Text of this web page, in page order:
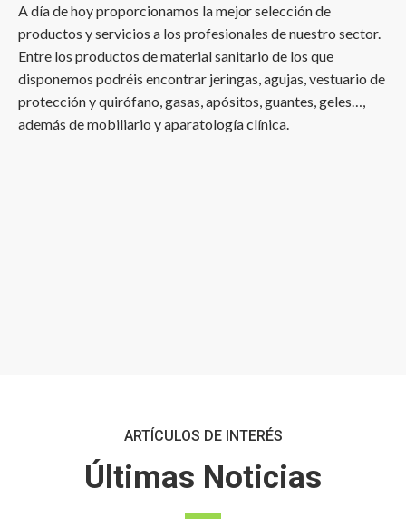
A día de hoy proporcionamos la mejor selección de
productos y servicios a los profesionales de nuestro sector.
Entre los productos de material sanitario de los que
disponemos podréis encontrar jeringas, agujas, vestuario de
protección y quirófano, gasas, apósitos, guantes, geles…,
además de mobiliario y aparatología clínica.
ARTÍCULOS DE INTERÉS
Últimas Noticias